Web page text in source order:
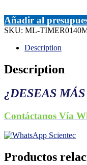
Añadir al
SKU: ML-
Description
Description
¿DESEAS
Contáctanos Vía
Productos